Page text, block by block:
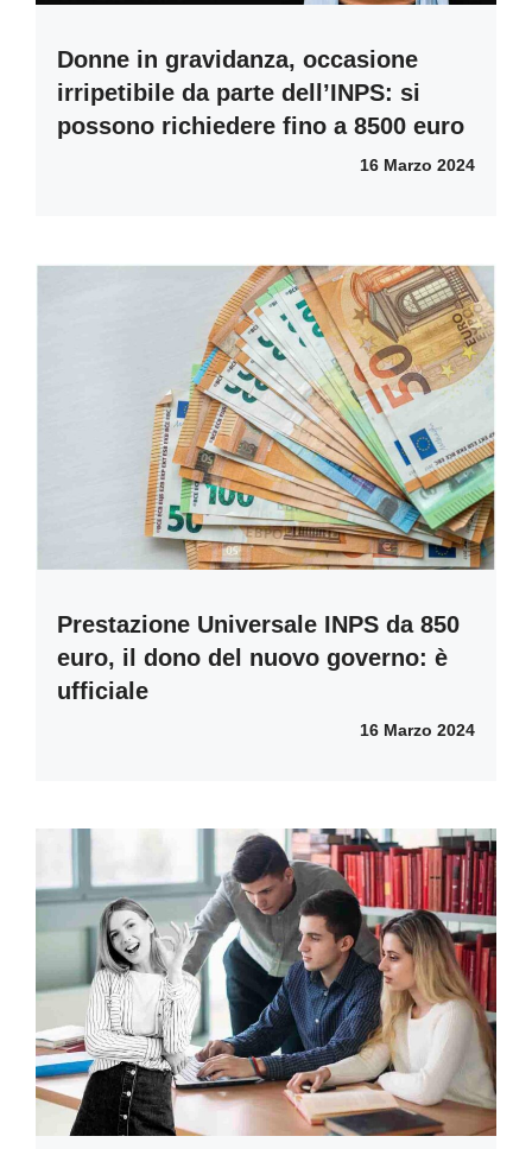
Donne in gravidanza, occasione
irripetibile da parte dell’INPS: si
possono richiedere fino a 8500 euro
16 Marzo 2024
Prestazione Universale INPS da 850
euro, il dono del nuovo governo: è
ufficiale
16 Marzo 2024